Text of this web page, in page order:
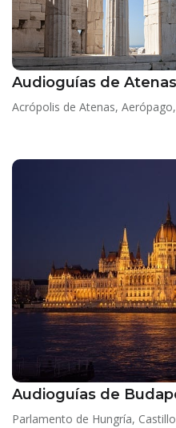
Audioguías de Atenas
Acrópolis de Atenas,
Audioguías de
Parlamento de Hungría,